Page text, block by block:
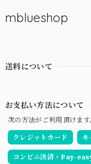
mblueshop
送料について
お支払い方法について
次の方法がご利用頂けます
クレジットカード
キ
コンビニ決済・Pay-